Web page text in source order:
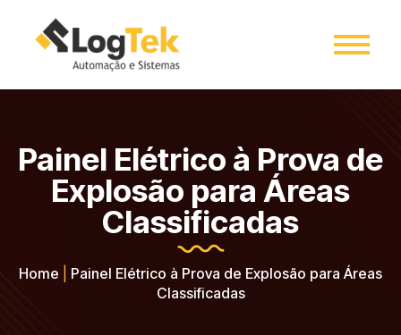
Painel Elétrico à Prova de
Explosão para Áreas
Classificadas
Home
Painel Elétrico à Prova de Explosão para Áreas
Classificadas